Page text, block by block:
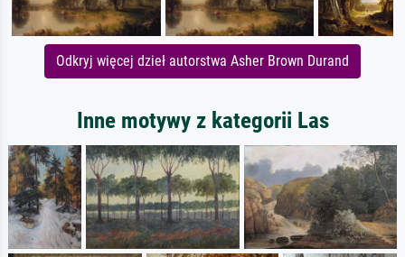
Odkryj więcej dzieł autorstwa Asher Brown Durand
Inne motywy z kategorii Las